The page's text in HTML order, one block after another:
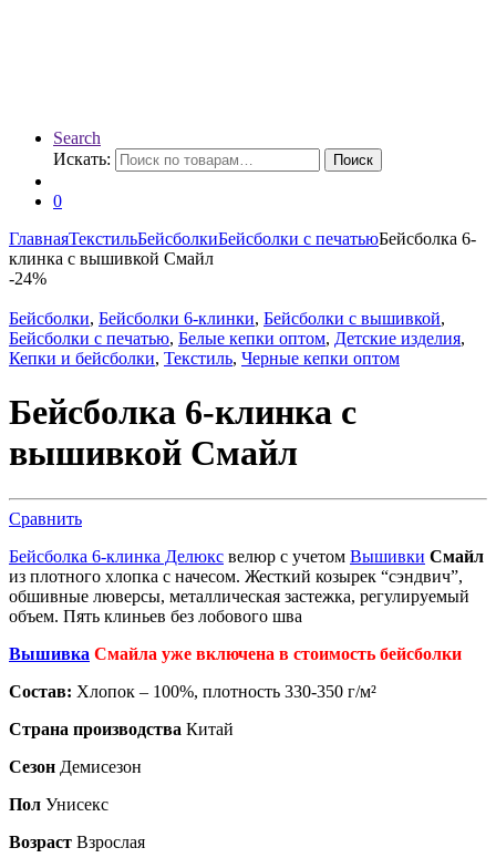
Search
Искать:
Поиск
0
ГлавнаяТекстильБейсболкиБейсболки с печатьюБейсболка 6-
клинка с вышивкой Смайл
-24%
Бейсболки, Бейсболки 6-клинки, Бейсболки с вышивкой,
Бейсболки с печатью, Белые кепки оптом, Детские изделия,
Кепки и бейсболки, Текстиль, Черные кепки оптом
Бейсболка 6-клинка с
вышивкой Смайл
Сравнить
Бейсболка 6-клинка Делюкс велюр с учетом Вышивки Смайл
из плотного хлопка с начесом. Жесткий козырек “сэндвич”,
обшивные люверсы, металлическая застежка, регулируемый
объем. Пять клиньев без лобового шва
Вышивка Смайла уже включена в стоимость бейсболки
Состав: Хлопок – 100%, плотность 330-350 г/м²
Страна производства Китай
Сезон Демисезон
Пол Унисекс
Возраст Взрослая